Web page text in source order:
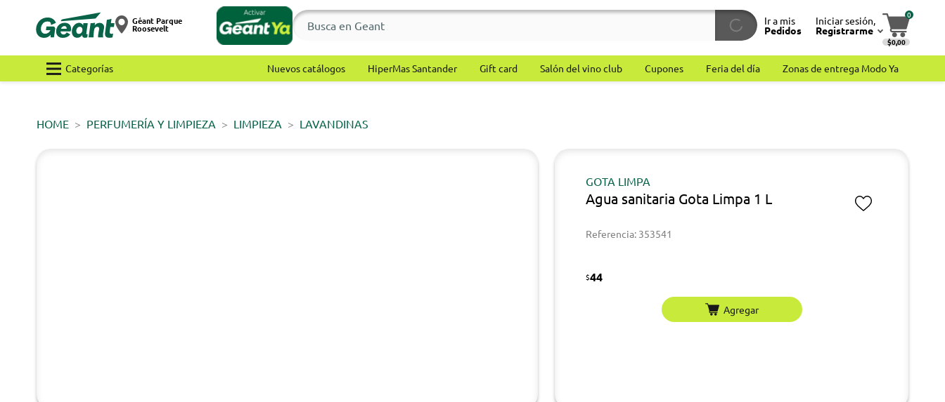
Géant Parque
Roosevelt
Ir a mis
Pedidos
Iniciar sesión,
Registrarme
0
$0,00
Categorías Nuevos catálogos HiperMas Santander Gift card Salón del vino club Cupones Feria del día Zonas de entrega Modo Ya
HOME PERFUMERÍA Y LIMPIEZA LIMPIEZA LAVANDINAS
GOTA LIMPA
Agua sanitaria Gota Limpa 1 L
Referencia: 353541
$44
Agregar